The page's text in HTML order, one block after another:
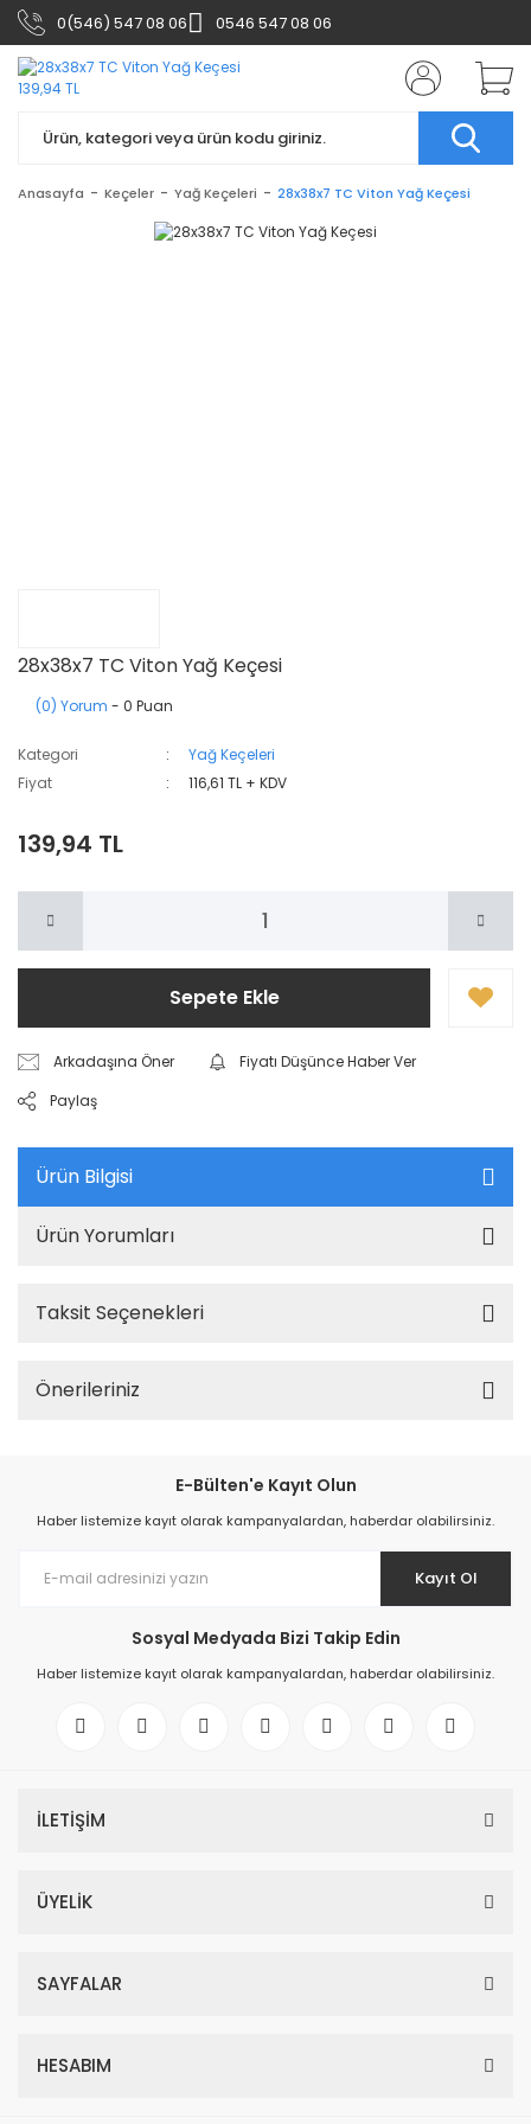
0(546) 547 08 06 0546 547 08 06
Anasayfa Keçeler Yağ Keçeleri 28x38x7 TC Viton Yağ Keçesi
28x38x7 TC Viton Yağ Keçesi
(0) Yorum - 0 Puan
Kategori
Yağ Keçeleri
Fiyat
116,61 TL + KDV
139,94 TL
Sepete Ekle
Arkadaşına Öner
Fiyatı Düşünce Haber Ver
Paylaş
Ürün Bilgisi
Ürün Yorumları
Taksit Seçenekleri
Önerileriniz
E-Bülten'e Kayıt Olun
Haber listemize kayıt olarak kampanyalardan, haberdar olabilirsiniz.
Kayıt Ol
Sosyal Medyada Bizi Takip Edin
Haber listemize kayıt olarak kampanyalardan, haberdar olabilirsiniz.
İLETİŞİM
ÜYELİK
SAYFALAR
HESABIM